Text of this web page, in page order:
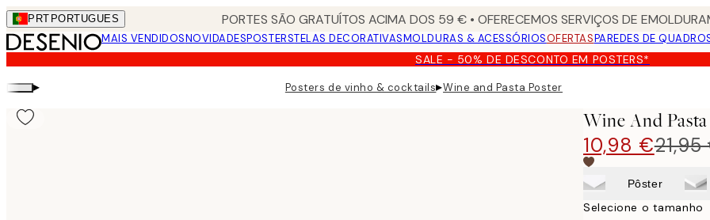
Skip
to
main
content.
PRT PORTUGUES PORTES SÃO GRATUÍTOS ACIMA DOS 59 € • OFERECEMOS SERVIÇOS DE
MAIS VENDIDOSNOVIDADESPOSTERSTELAS DECORATIVASMOLDURAS & ACESSÓRIOSOFERTASPAREDES DE
SALE - 50% DE DESCONTO EM POSTERS*
▸ Posters de vinho & cocktails▸Wine and Pasta Poster
Wine And
10,98 €
Pôster
Selecione o tamanho